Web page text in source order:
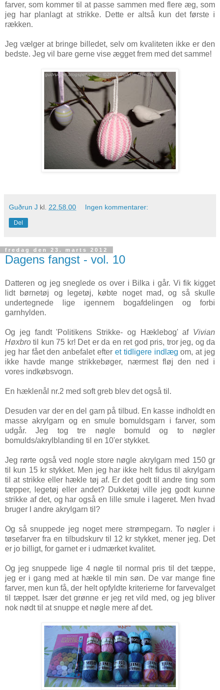
farver, som kommer til at passe sammen med flere æg, som
jeg har planlagt at strikke. Dette er altså kun det første i
rækken.
Jeg vælger at bringe billedet, selv om kvaliteten ikke er den
bedste. Jeg vil bare gerne vise ægget frem med det samme!
Guðrun J kl. 22.58.00 Ingen kommentarer:
Del
fredag den 23. marts 2012
Dagens fangst - vol. 10
Datteren og jeg sneglede os over i Bilka i går. Vi fik kigget
lidt børnetøj og legetøj, købte noget mad, og så skulle
undertegnede lige igennem bogafdelingen og forbi
garnhylden.
Og jeg fandt 'Politikens Strikke- og Hæklebog' af Vivian
Høxbro til kun 75 kr! Det er da en ret god pris, tror jeg, og da
jeg har fået den anbefalet efter et tidligere indlæg om, at jeg
ikke havde mange strikkebøger, nærmest fløj den ned i
vores indkøbsvogn.
En hæklenål nr.2 med soft greb blev det også til.
Desuden var der en del garn på tilbud. En kasse indholdt en
masse akrylgarn og en smule bomuldsgarn i farver, som
udgår. Jeg tog tre nøgle bomuld og to nøgler
bomulds/akrylblanding til en 10'er stykket.
Jeg rørte også ved nogle store nøgle akrylgarn med 150 gr
til kun 15 kr stykket. Men jeg har ikke helt fidus til akrylgarn
til at strikke eller hækle tøj af. Er det godt til andre ting som
tæpper, legetøj eller andet? Dukketøj ville jeg godt kunne
strikke af det, og har også en lille smule i lageret. Men hvad
bruger I andre akrylgarn til?
Og så snuppede jeg noget mere strømpegarn. To nøgler i
tøsefarver fra en tilbudskurv til 12 kr stykket, mener jeg. Det
er jo billigt, for garnet er i udmærket kvalitet.
Og jeg snuppede lige 4 nøgle til normal pris til det tæppe,
jeg er i gang med at hækle til min søn. De var mange fine
farver, men kun få, der helt opfyldte kriterierne for farvevalget
til tæppet. Især det grønne er jeg ret vild med, og jeg bliver
nok nødt til at snuppe et nøgle mere af det.